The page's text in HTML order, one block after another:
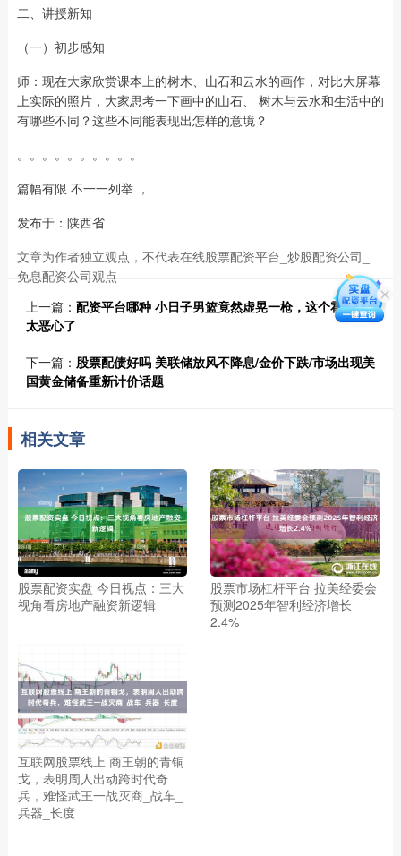
二、讲授新知
（一）初步感知
师：现在大家欣赏课本上的树木、山石和云水的画作，对比大屏幕
上实际的照片，大家思考一下画中的山石、 树木与云水和生活中的
有哪些不同？这些不同能表现出怎样的意境？
。。。。。。。。。。
篇幅有限 不一一列举 ，
发布于：陕西省
文章为作者独立观点，不代表在线股票配资平台_炒股配资公司_
免息配资公司观点
上一篇： 配资平台哪种 小日子男篮竟然虚晃一枪，这个霍瓦斯
太恶心了
下一篇： 股票配债好吗 美联储放风不降息/金价下跌/市场出现美
国黄金储备重新计价话题
相关文章
股票配资实盘 今日视点：三大
视角看房地产融资新逻辑
股票市场杠杆平台 拉美经委会
预测2025年智利经济增长
2.4%
互联网股票线上 商王朝的青铜
戈，表明周人出动跨时代奇
兵，难怪武王一战灭商_战车_
兵器_长度